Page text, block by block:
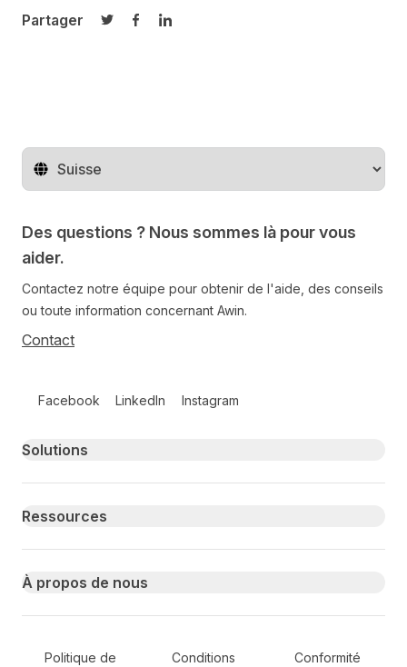
Partager
Partager sur Twitter
Partager sur Facebook
Partager sur LinkedIn
Changer de pays
Des questions ? Nous sommes là pour vous
aider.
Contactez notre équipe pour obtenir de l'aide, des conseils
ou toute information concernant Awin.
Contact
Facebook LinkedIn Instagram
Primary footer navigation
Solutions
Ressources
À propos de nous
Secondary Footer Navigation
Politique de Conditions Conformité